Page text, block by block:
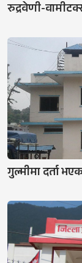
रुद्रवेणी-
गुल्मीमा दर्ता